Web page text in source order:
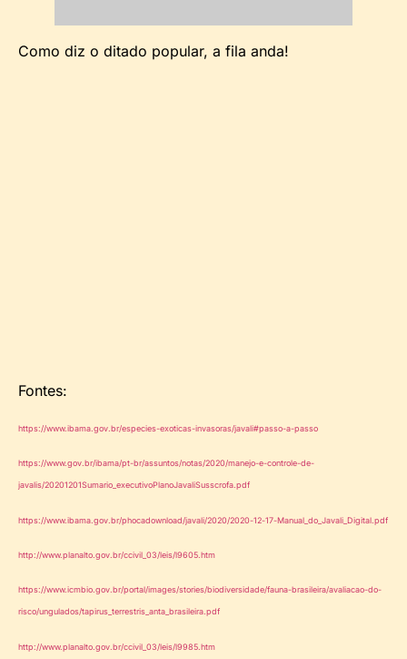
Como diz o ditado popular, a fila anda!
Fontes:
https://www.ibama.gov.br/especies-exoticas-invasoras/javali#passo-a-passo
https://www.gov.br/ibama/pt-br/assuntos/notas/2020/manejo-e-controle-de-
javalis/20201201Sumario_executivoPlanoJavaliSusscrofa.pdf
https://www.ibama.gov.br/phocadownload/javali/2020/2020-12-17-Manual_do_Javali_Digital.pdf
http://www.planalto.gov.br/ccivil_03/leis/l9605.htm
https://www.icmbio.gov.br/portal/images/stories/biodiversidade/fauna-brasileira/avaliacao-do-
risco/ungulados/tapirus_terrestris_anta_brasileira.pdf
http://www.planalto.gov.br/ccivil_03/leis/l9985.htm